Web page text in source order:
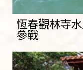
恆春觀林寺
參戰